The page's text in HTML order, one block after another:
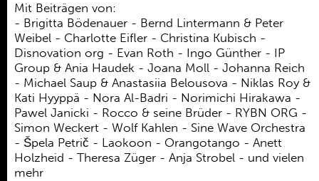
Mit Beiträgen von:
- Brigitta Bödenauer - Bernd Lintermann & Peter
Weibel - Charlotte Eifler - Christina Kubisch -
Disnovation org - Evan Roth - Ingo Günther - IP
Group & Ania Haudek - Joana Moll - Johanna Reich
- Michael Saup & Anastasiia Belousova - Niklas Roy &
Kati Hyyppä - Nora Al-Badri - Norimichi Hirakawa -
Pawel Janicki - Rocco & seine Brüder - RYBN ORG -
Simon Weckert - Wolf Kahlen - Sine Wave Orchestra
- Špela Petrič - Laokoon - Orangotango - Anett
Holzheid - Theresa Züger - Anja Strobel - und vielen
mehr